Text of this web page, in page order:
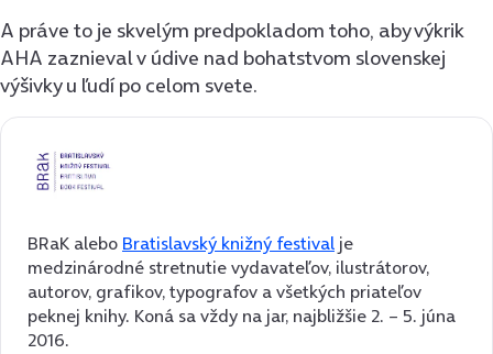
A práve to je skvelým predpokladom toho, aby výkrik
AHA zaznieval v údive nad bohatstvom slovenskej
výšivky u ľudí po celom svete.
BRaK alebo Bratislavský knižný festival je
medzinárodné stretnutie vydavateľov, ilustrátorov,
autorov, grafikov, typografov a všetkých priateľov
peknej knihy. Koná sa vždy na jar, najbližšie 2. – 5. júna
2016.